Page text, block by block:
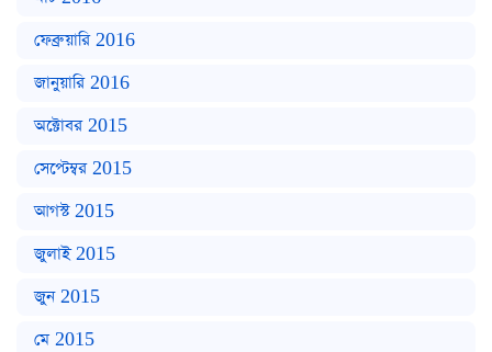
ফেব্রুয়ারি 2016
জানুয়ারি 2016
অক্টোবর 2015
সেপ্টেম্বর 2015
আগস্ট 2015
জুলাই 2015
জুন 2015
মে 2015